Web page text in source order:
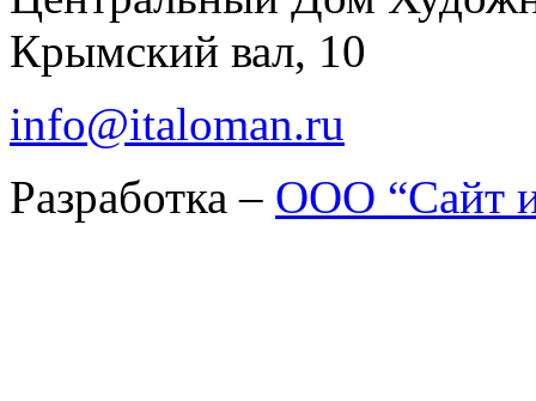
Крымский вал, 10
info@italoman.ru
Разработка – ООО “Сайт и